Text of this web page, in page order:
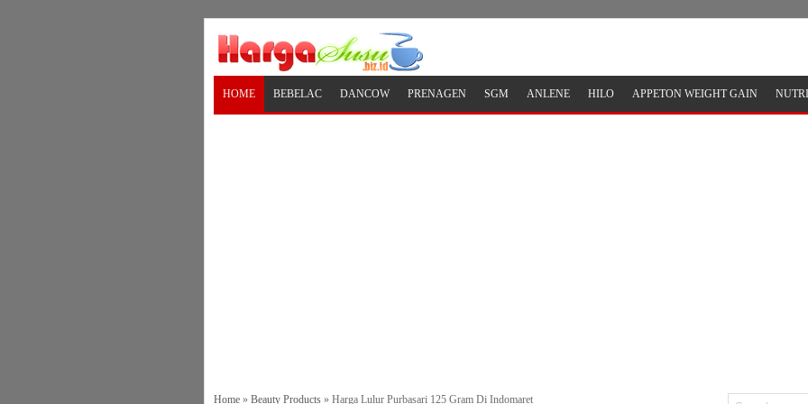
HOME BEBELAC DANCOW PRENAGEN SGM ANLENE HILO APPETON WEIGHT GAIN
Home » Beauty Products » Harga Lulur Purbasari 125 Gram Di Indomaret